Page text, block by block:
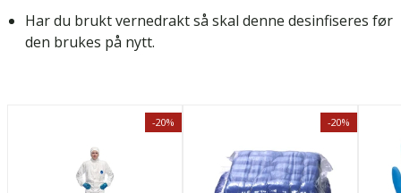
Har du brukt vernedrakt så skal denne desinfiseres før
den brukes på nytt.
-20% -20%